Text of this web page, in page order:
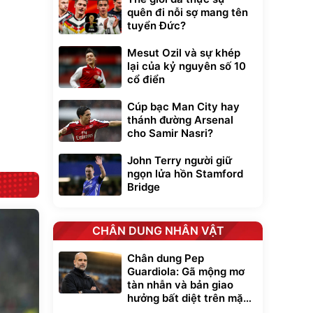
Bạt phủ xe ô tô
cao cấp, tráng
325.000đ
Đã bán nhiều
Xe đạp điện trợ
lực G-Force C14
tiện lợi
7.092.000 đ
Đang xem nhiều
G-FORCE VIETNA
quên đi nỗi sợ mang tên
tuyển Đức?
Mesut Ozil và sự khép
lại của kỷ nguyên số 10
cổ điển
Cúp bạc Man City hay
thánh đường Arsenal
cho Samir Nasri?
John Terry người giữ
ngọn lửa hồn Stamford
Bridge
CHÂN DUNG NHÂN VẬT
Chân dung Pep
Guardiola: Gã mộng mơ
tàn nhẫn và bản giao
hưởng bất diệt trên mặt